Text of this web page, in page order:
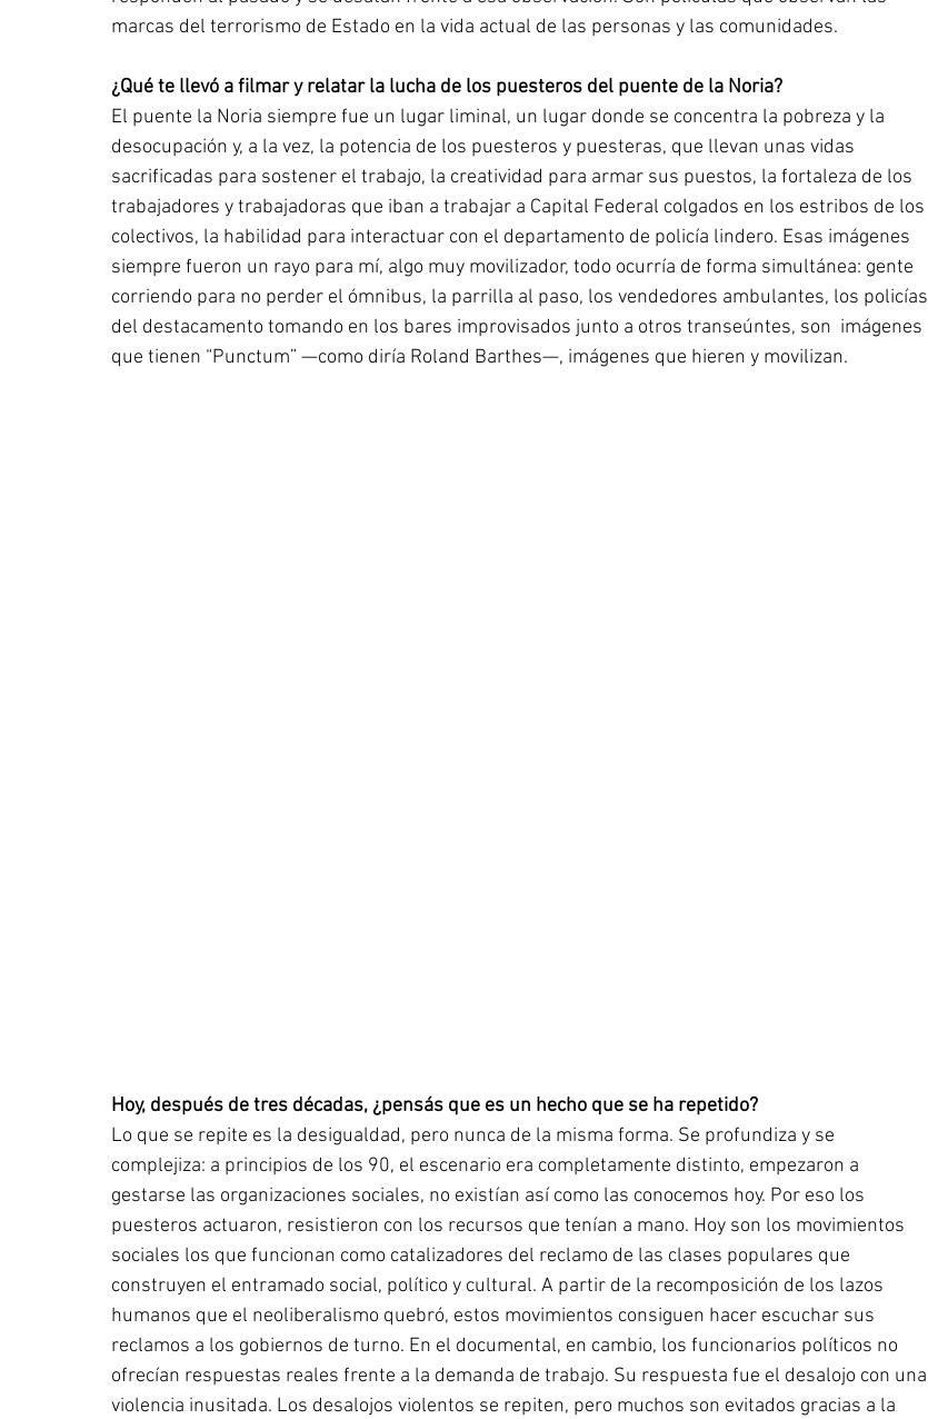
marcas del terrorismo de Estado en la vida actual de las personas y las comunidades.
¿Qué te llevó a filmar y relatar la lucha de los puesteros del puente de la Noria?
El puente la Noria siempre fue un lugar liminal, un lugar donde se concentra la pobreza y la
desocupación y, a la vez, la potencia de los puesteros y puesteras, que llevan unas vidas
sacrificadas para sostener el trabajo, la creatividad para armar sus puestos, la fortaleza de los
trabajadores y trabajadoras que iban a trabajar a Capital Federal colgados en los estribos de los
colectivos, la habilidad para interactuar con el departamento de policía lindero. Esas imágenes
siempre fueron un rayo para mí, algo muy movilizador, todo ocurría de forma simultánea: gente
corriendo para no perder el ómnibus, la parrilla al paso, los vendedores ambulantes, los policías
del destacamento tomando en los bares improvisados junto a otros transeúntes, son  imágenes
que tienen “Punctum” —como diría Roland Barthes—, imágenes que hieren y movilizan.
Hoy, después de tres décadas, ¿pensás que es un hecho que se ha repetido?
Lo que se repite es la desigualdad, pero nunca de la misma forma. Se profundiza y se
complejiza: a principios de los 90, el escenario era completamente distinto, empezaron a
gestarse las organizaciones sociales, no existían así como las conocemos hoy. Por eso los
puesteros actuaron, resistieron con los recursos que tenían a mano. Hoy son los movimientos
sociales los que funcionan como catalizadores del reclamo de las clases populares que
construyen el entramado social, político y cultural. A partir de la recomposición de los lazos
humanos que el neoliberalismo quebró, estos movimientos consiguen hacer escuchar sus
reclamos a los gobiernos de turno. En el documental, en cambio, los funcionarios políticos no
ofrecían respuestas reales frente a la demanda de trabajo. Su respuesta fue el desalojo con una
violencia inusitada. Los desalojos violentos se repiten, pero muchos son evitados gracias a la